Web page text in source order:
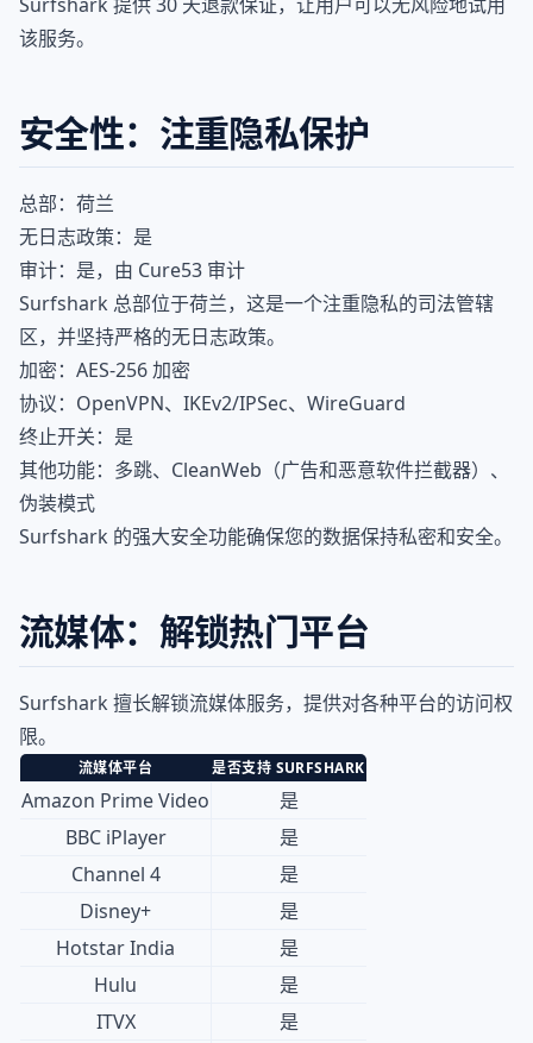
该服务。
安全性：注重隐私保护
总部：荷兰
无日志政策：是
审计：是，由 Cure53 审计
Surfshark 总部位于荷兰，这是一个注重隐私的司法管辖
区，并坚持严格的无日志政策。
加密：AES-256 加密
协议：OpenVPN、IKEv2/IPSec、WireGuard
终止开关：是
其他功能：多跳、CleanWeb（广告和恶意软件拦截器）、
伪装模式
Surfshark 的强大安全功能确保您的数据保持私密和安全。
流媒体：解锁热门平台
Surfshark 擅长解锁流媒体服务，提供对各种平台的访问权
限。
流媒体平台 是否支持 SURFSHARK
Amazon Prime Video
是
BBC iPlayer
是
Channel 4
是
Disney+
是
Hotstar India
是
Hulu
是
ITVX
是